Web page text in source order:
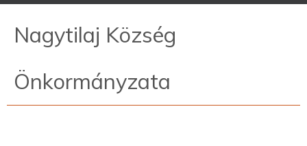
Nagytilaj Község
Önkormányzata